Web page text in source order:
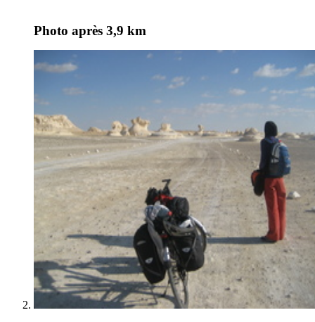
Photo après 3,9 km